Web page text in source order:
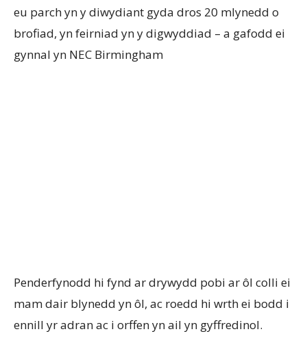
eu parch yn y diwydiant gyda dros 20 mlynedd o
brofiad, yn feirniad yn y digwyddiad – a gafodd ei
gynnal yn NEC Birmingham
Penderfynodd hi fynd ar drywydd pobi ar ôl colli ei
mam dair blynedd yn ôl, ac roedd hi wrth ei bodd i
ennill yr adran ac i orffen yn ail yn gyffredinol.